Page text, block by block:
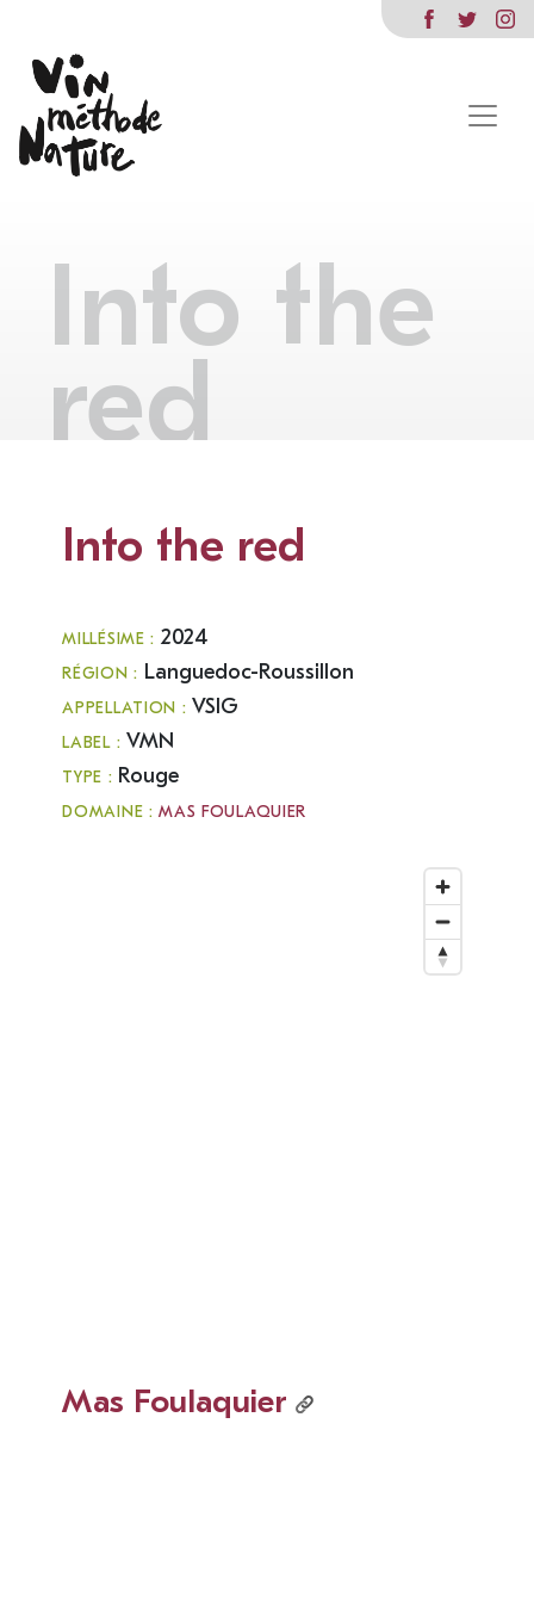
Into the
red
Into the red
MILLÉSIME : 2024
RÉGION : Languedoc-Roussillon
APPELLATION : VSIG
LABEL : VMN
TYPE : Rouge
DOMAINE :MAS FOULAQUIER
Mas Foulaquier